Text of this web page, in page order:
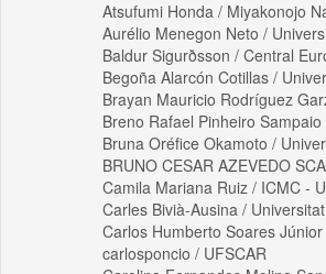
Atsufumi Honda / Miyakonojo
Aurélio Menegon Neto /
Baldur Sigurðsson / Central
Begoña Alarcón Cotillas /
Brayan Mauricio Rodríguez
Breno Rafael Pinheiro
Bruna Oréfice Okamoto /
BRUNO CESAR AZEVEDO
Camila Mariana Ruiz / ICMC -
Carles Bivià-Ausina /
Carlos Humberto Soares
carlosponcio / UFSCAR